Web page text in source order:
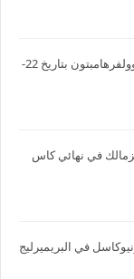
بث مباشرمشاهدة مباراة ليفربول ووولفرهامبتون بتاريخ 22-
في نهائي كاس
في البريميرليج